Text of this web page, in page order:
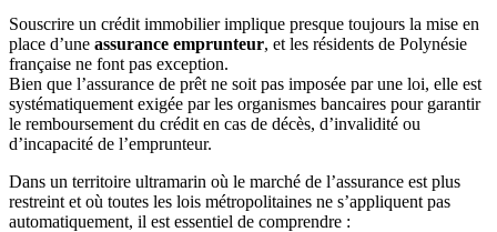
Une assurance emprunteur
adaptée à votre profil
Obtenir un tarif
Réduire le coût de votre
assurance de prêt
Obtenir un tarif
Tout savoir sur l'assurance de
prêt
Souscrire un crédit immobilier implique presque toujours la mise en
place d’une assurance emprunteur, et les résidents de Polynésie
française ne font pas exception.
Bien que l’assurance de prêt ne soit pas imposée par une loi, elle est
systématiquement exigée par les organismes bancaires pour garantir
le remboursement du crédit en cas de décès, d’invalidité ou
d’incapacité de l’emprunteur.
Dans un territoire ultramarin où le marché de l’assurance est plus
restreint et où toutes les lois métropolitaines ne s’appliquent pas
automatiquement, il est essentiel de comprendre :